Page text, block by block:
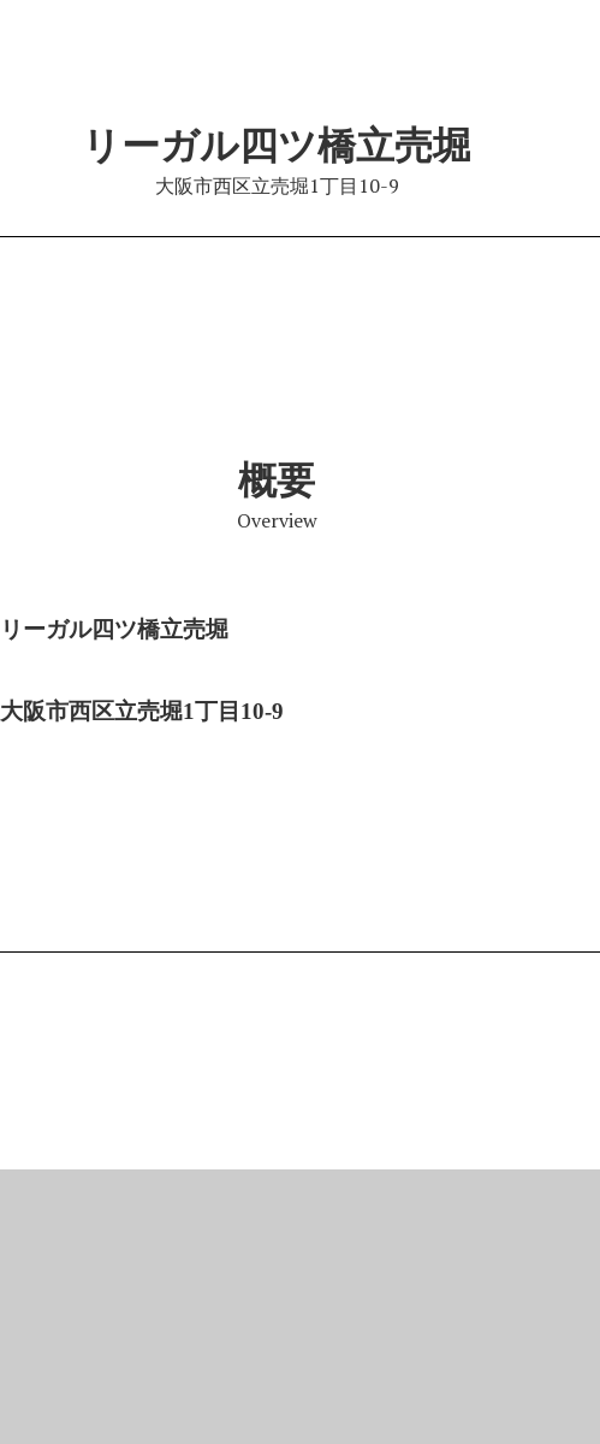
リーガル四ツ橋立売堀
大阪市西区立売堀1丁目10-9
概要
Overview
リーガル四ツ橋立売堀
大阪市西区立売堀1丁目10-9